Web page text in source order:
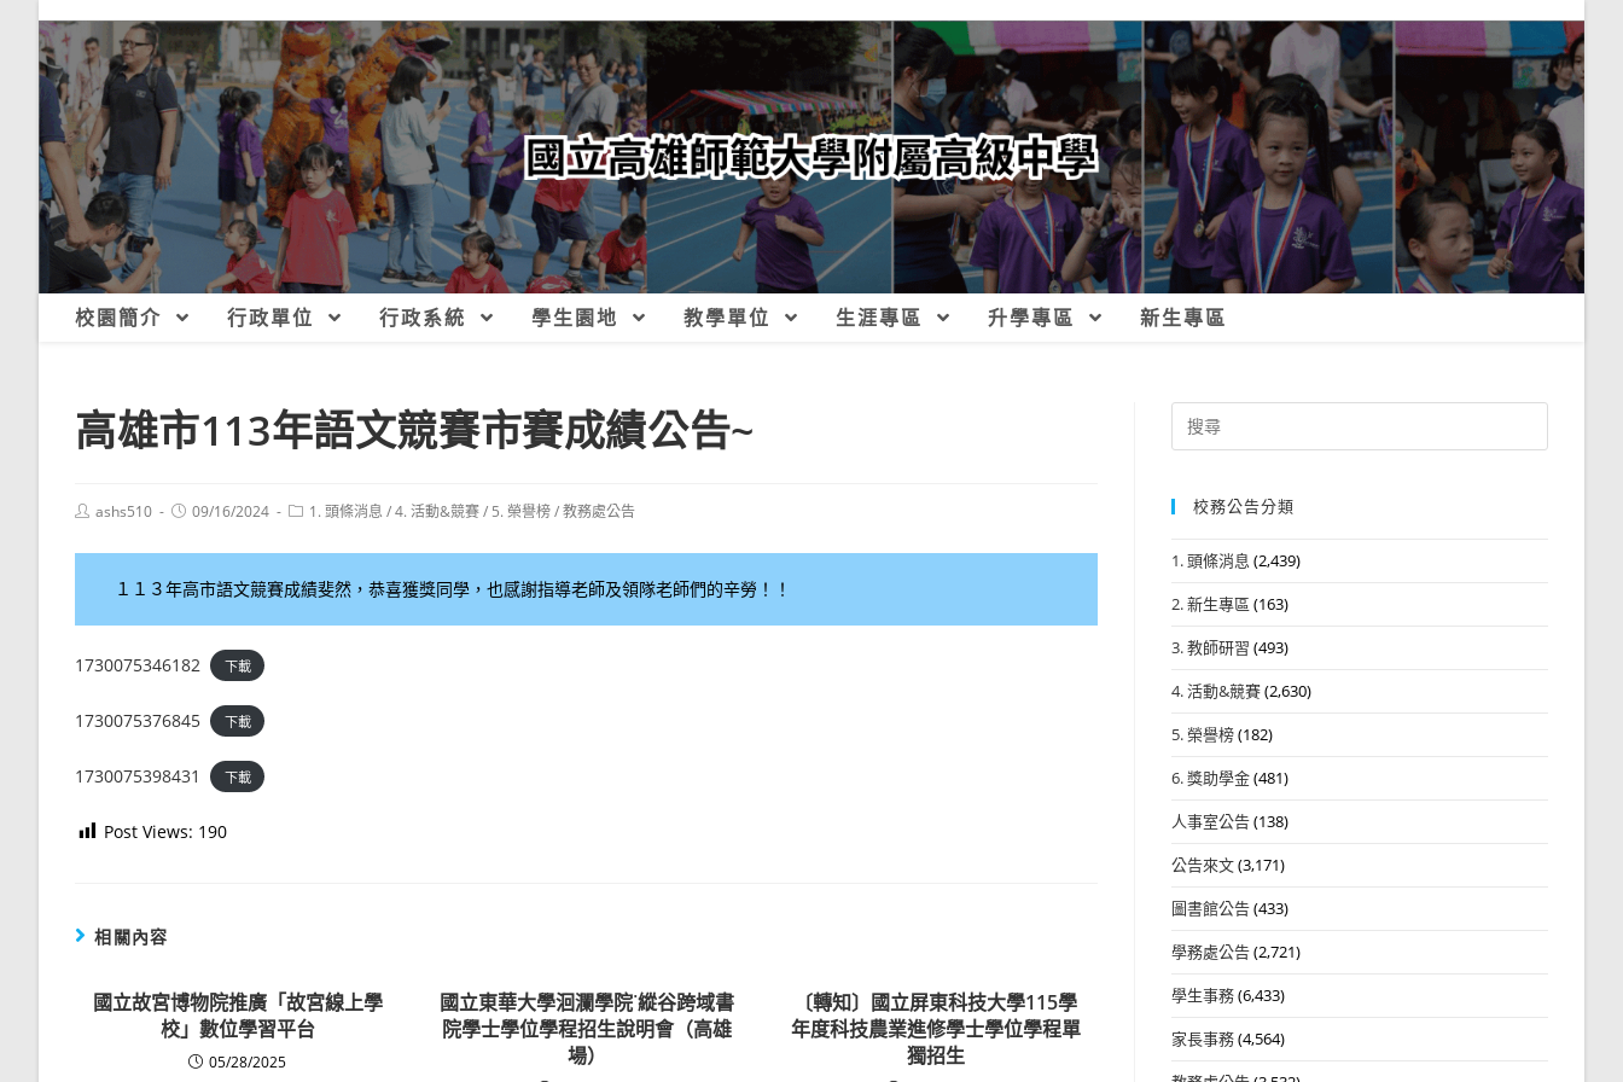
校園簡介 行政單位 行政系統 學生園地 教學單位 生涯專區 升學專區 新生專區
高雄市113年語文競賽市賽成績公告~
Postashs510
Post09/16/2024
Post1. 頭條消息 /4. 活動&競賽/ 5. 榮譽榜/教務處公告
１１３年高市語文競賽成績斐然，恭喜獲獎同學，也感謝指導老師及領隊老師們的辛勞！！
1730075346182 下載
1730075376845 下載
1730075398431 下載
Post Views: 190
相關內容
國立故宮博物院推廣「故宮線上學
校」數位學習平台
05/28/2025
國立東華大學洄瀾學院˙縱谷跨域書
院學士學位學程招生說明會（高雄
場）
〔轉知〕國立屏東科技大學115學
年度科技農業進修學士學位學程單
獨招生
Search
for:
校務公告分類
1. 頭條消息 (2,439)
2. 新生專區 (163)
3. 教師研習 (493)
4. 活動&競賽(2,630)
5. 榮譽榜(182)
6. 獎助學金(481)
人事室公告(138)
公告來文(3,171)
圖書館公告(433)
學務處公告(2,721)
學生事務(6,433)
家長事務(4,564)